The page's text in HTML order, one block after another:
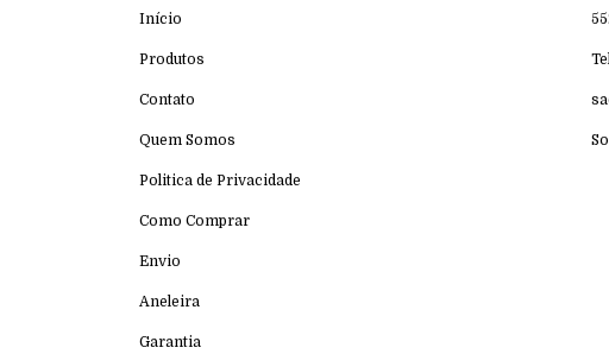
Início
Produtos
Contato
Quem Somos
Politica de Privacidade
Como Comprar
Envio
Aneleira
Garantia